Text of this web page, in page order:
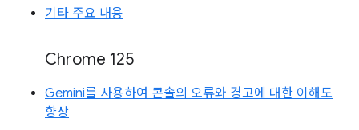
기타 주요 내용
Chrome 125
Gemini를 사용하여 콘솔의 오류와 경고에 대한 이해도
향상